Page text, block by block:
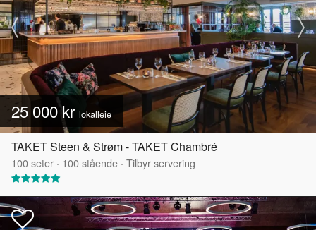
25 000 kr lokalleie
TAKET Steen & Strøm - TAKET Chambré
100seter · 100stående · Tilbyr servering